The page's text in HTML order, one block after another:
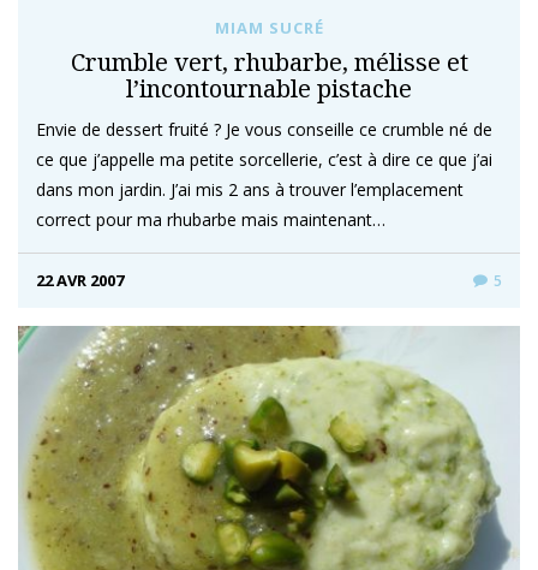
MIAM SUCRÉ
Crumble vert, rhubarbe, mélisse et
l’incontournable pistache
Envie de dessert fruité ? Je vous conseille ce crumble né de
ce que j’appelle ma petite sorcellerie, c’est à dire ce que j’ai
dans mon jardin. J’ai mis 2 ans à trouver l’emplacement
correct pour ma rhubarbe mais maintenant…
22 AVR 2007 5